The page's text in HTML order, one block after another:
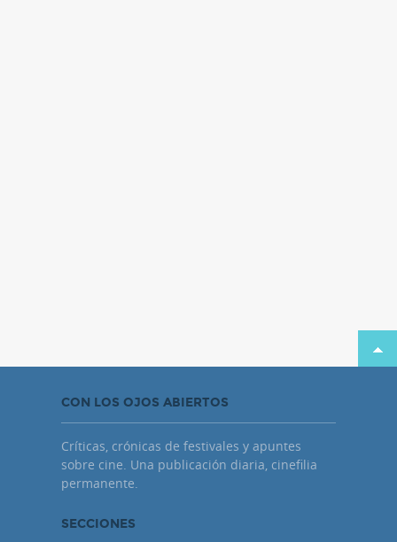
CON LOS OJOS ABIERTOS
Críticas, crónicas de festivales y apuntes
sobre cine. Una publicación diaria, cinefilia
permanente.
SECCIONES